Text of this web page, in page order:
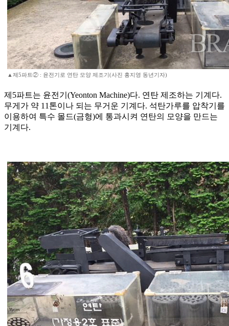
▲제5파트② : 윤전기로 연탄 모양 제조기(사진 홍지영 동년기자)
제5파트는 윤전기(Yeonton Machine)다. 연탄 제조하는 기계다.
무게가 약 11톤이나 되는 무거운 기계다. 석탄가루를 압착기를
이용하여 특수 몰드(금형)에 통과시켜 연탄의 모양을 만드는
기계다.